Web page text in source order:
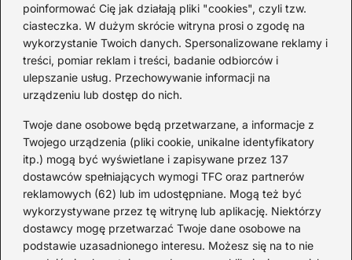
poinformować Cię jak działają pliki "cookies", czyli tzw.
ciasteczka. W dużym skrócie witryna prosi o zgodę na
wykorzystanie Twoich danych. Spersonalizowane reklamy i
treści, pomiar reklam i treści, badanie odbiorców i
ulepszanie usług. Przechowywanie informacji na
urządzeniu lub dostęp do nich.
Twoje dane osobowe będą przetwarzane, a informacje z
Twojego urządzenia (pliki cookie, unikalne identyfikatory
itp.) mogą być wyświetlane i zapisywane przez 137
dostawców spełniających wymogi TFC oraz partnerów
reklamowych (62) lub im udostępniane. Mogą też być
wykorzystywane przez tę witrynę lub aplikację. Niektórzy
dostawcy mogę przetwarzać Twoje dane osobowe na
podstawie uzasadnionego interesu. Możesz się na to nie
Ciekawostki o 1. wojnie
światowej — mało znane
fakty i historie
2026-08-02
Zaskakujące ciekawostki o
Krzysztofie Kolumbie
2026-07-20
Mało znane ciekawostki o
Wisławie Szymborskiej
2026-07-16